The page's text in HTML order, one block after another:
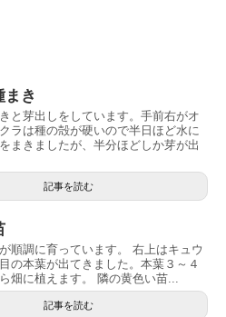
まき
と芽出しをしています。手前右がオ
ラは種の殻が硬いので半日ほど水に
まきましたが、半分ほどしか芽が出
記事を読む
順調に育っています。 右上はキュウ
の本葉が出てきました。本葉３～４
畑に植えます。 隣の黄色い苗...
記事を読む